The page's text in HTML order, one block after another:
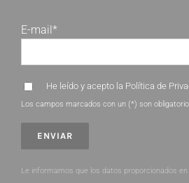
E-mail*
He leído y acepto la Política de
Los campos marcados con un (*) son
Le informamos que los datos proporcionados